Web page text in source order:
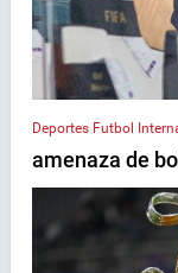
Deportes Futbol
amenaza de